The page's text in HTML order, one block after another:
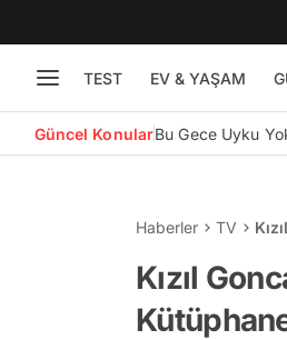
TEST EV & YAŞAM
Güncel KonularBu Gece Uyku
Haberler TV
Kızıl